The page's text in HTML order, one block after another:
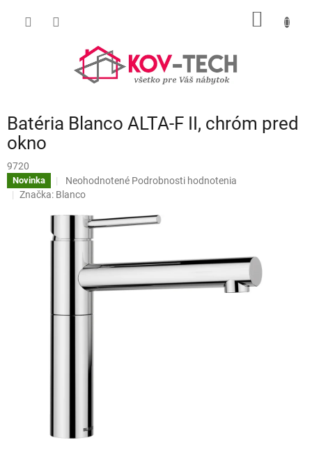
Batéria Blanco ALTA-F II, chróm pred
okno
9720
Novinka
Priemerné
hodnotenie
hviezdičiek.
Neohodnotené Podrobnosti hodnotenia
Značka: Blanco